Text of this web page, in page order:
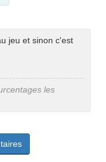
jeu et sinon c'est
les